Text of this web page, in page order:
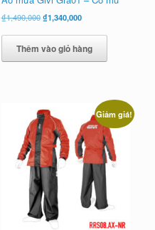
₫1,490,000 Giá
là:
₫1,490,000.
₫1,340,000Giá
tại
là:
₫1,340,000.
Thêm vào giỏ hàng
Giảm giá!